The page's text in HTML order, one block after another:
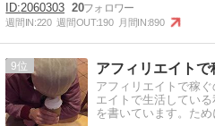
2060303 20
週間IN:220 週間OUT:190 月間IN:890
9 アフィリエイト
アフィリエイトで稼
エイトで生活してい
を書いています。ため